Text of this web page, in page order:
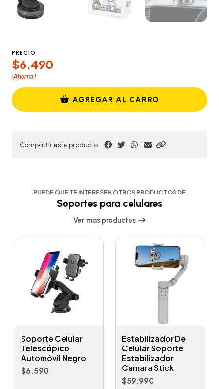
PRECIO
$6.490
¡Ahorra!
AGREGAR AL CARRO
Compartir este producto
PUEDE QUE TE INTERESEN OTROS PRODUCTOS DE
Soportes para celulares
Ver más productos
Soporte Celular
Telescópico
Automóvil Negro
$6.590
Estabilizador De
Celular Soporte
Estabilizador
Camara Stick
$59.990